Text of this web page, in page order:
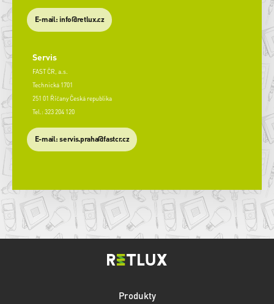
E-mail: info@retlux.cz
Servis
FAST ČR, a.s.
Technická 1701
251 01 Říčany Česká republika
Tel.: 323 204 120
​E-mail: servis.praha@fastcr.cz
Produkty